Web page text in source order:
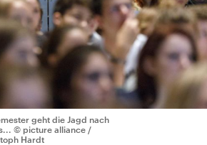
geht die Jagd nach
© picture alliance /
Hardt